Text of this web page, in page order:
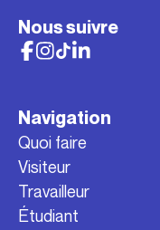
Nous suivre
Navigation
Quoi faire
Visiteur
Travailleur
Étudiant